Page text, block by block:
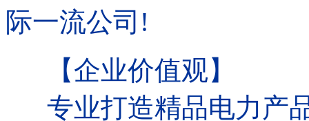
际一流公司!
【企业价值观】
专业打造精品电力产